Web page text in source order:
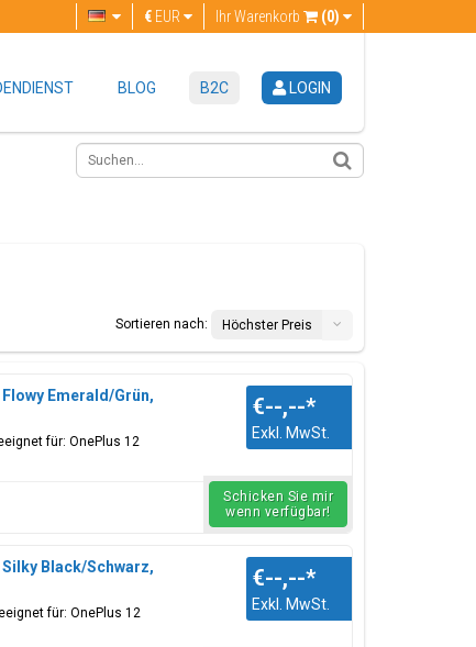
Ihr Warenkorb (0)
€ EUR
BLOG B2C LOGIN
Sortieren nach:
Höchster Preis
Emerald/Grün,
für: OnePlus 12
€--,--*
Exkl. MwSt.
Schicken Sie mir
wenn verfügbar!
Silky Black/Schwarz,
für: OnePlus 12
€--,--*
Exkl. MwSt.